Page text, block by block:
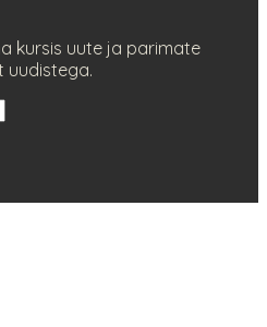
kursis uute ja parimate
uudistega.